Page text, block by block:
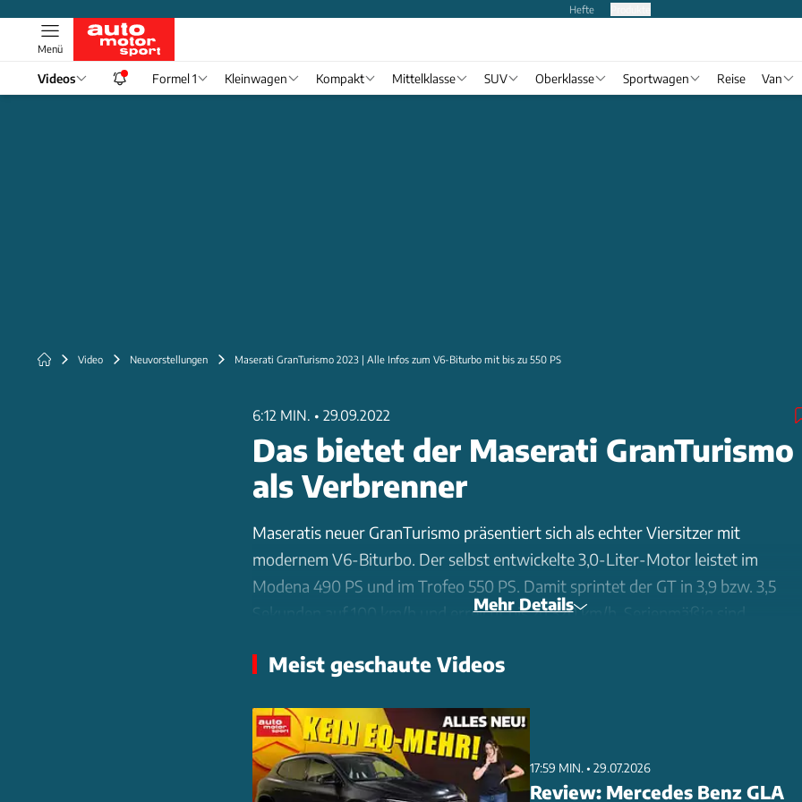
Hefte
Menü
Videos Formel 1 Kleinwagen Kompakt Mittelklasse SUV Oberklasse Sportwagen Reise Van
Video Neuvorstellungen Maserati GranTurismo 2023 | Alle Infos zum V6-Biturbo mit bis zu 550 PS
6:12 MIN. • 29.09.2022
Das bietet der Maserati GranTurismo
als Verbrenner
Maseratis neuer GranTurismo präsentiert sich als echter Viersitzer mit
modernem V6-Biturbo. Der selbst entwickelte 3,0-Liter-Motor leistet im
Modena 490 PS und im Trofeo 550 PS. Damit sprintet der GT in 3,9 bzw. 3,5
Sekunden auf 100 km/h und erreicht bis zu 320 km/h. Serienmäßig sind
Displays, darunter ein 12-Zoll-Instrumentendisplay. Trotz 4,90 Meter Länge
Liter. Die Preise starten in Italien bei 181.200 Euro für den Modena. Optional
gibt es einen Sonderlack für 21.960 Euro. Die Auslieferung beginnt Anfang 2023.
Mehr Details
Meist geschaute Videos
17:59 MIN. • 29.07.2026
Review: Mercedes Benz GLA